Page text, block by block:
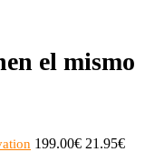
el mismo
199.00€ 21.95€